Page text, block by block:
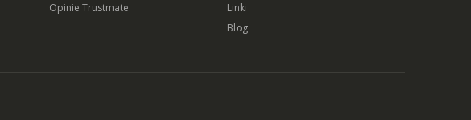
Opinie Trustmate
Linki
Blog